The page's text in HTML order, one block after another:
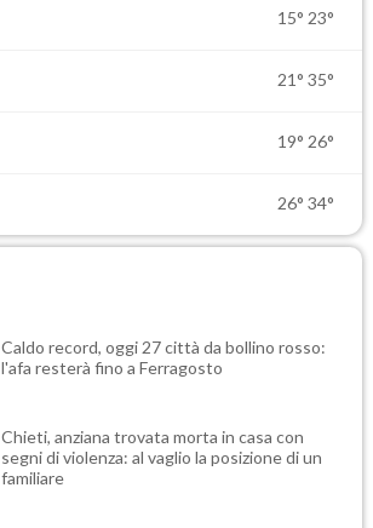
15° 23°
21° 35°
19° 26°
26° 34°
Caldo record, oggi 27 città da bollino rosso:
l'afa resterà fino a Ferragosto
Chieti, anziana trovata morta in casa con
segni di violenza: al vaglio la posizione di un
familiare